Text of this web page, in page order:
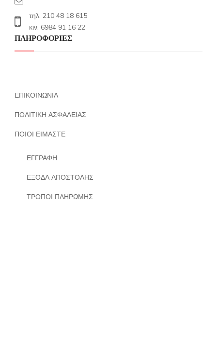
τηλ. 210 48 18 615
κιν. 6984 91 16 22
ΠΛΗΡΟΦΟΡΙΕΣ
ΕΠΙΚΟΙΝΩΝΙΑ
ΠΟΛΙΤΙΚΗ ΑΣΦΑΛΕΙΑΣ
ΠΟΙΟΙ ΕΙΜΑΣΤΕ
ΕΓΓΡΑΦΗ
ΕΞΟΔΑ ΑΠΟΣΤΟΛΗΣ
ΤΡΟΠΟΙ ΠΛΗΡΩΜΗΣ